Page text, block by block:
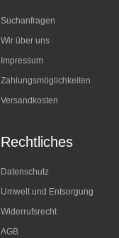
Suchanfragen
Wir über uns
Impressum
Zahlungsmöglichkeiten
Versandkosten
Rechtliches
Datenschutz
Umwelt und Entsorgung
Widerrufsrecht
AGB